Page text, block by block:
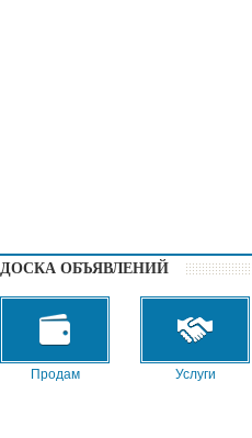
ДОСКА ОБЪЯВЛЕНИЙ
Продам Услуги